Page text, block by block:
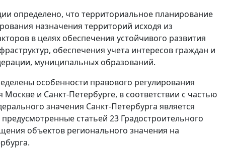
определено, что территориальное планирование
назначения территорий исходя из
в целях обеспечения устойчивого развития
обеспечения учета интересов граждан и
муниципальных образований.
особенности правового регулирования
и Санкт-Петербурге, в соответствии с частью
значения Санкт-Петербурга является
статьей 23 Градостроительного
объектов регионального значения на